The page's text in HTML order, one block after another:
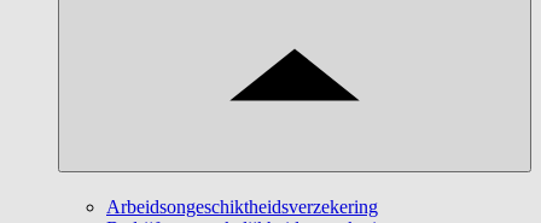
Arbeidsongeschiktheidsverzekering